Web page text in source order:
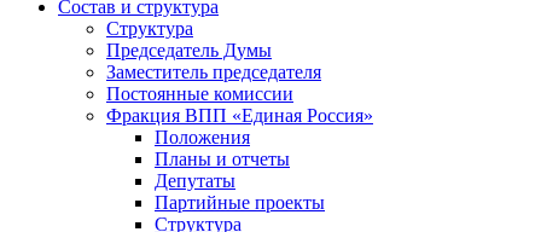
Состав и структура
Структура
Председатель Думы
Заместитель председателя
Постоянные комиссии
Фракция ВПП «Единая Россия»
Положения
Планы и отчеты
Депутаты
Партийные проекты
Структура